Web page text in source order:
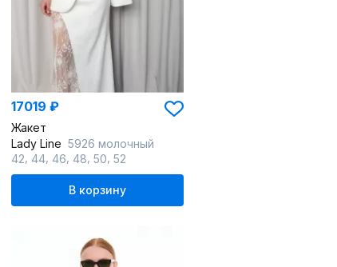
17019 ₽
Жакет
Lady Line 5926 молочный
42 44 46 48 50 52
В корзину